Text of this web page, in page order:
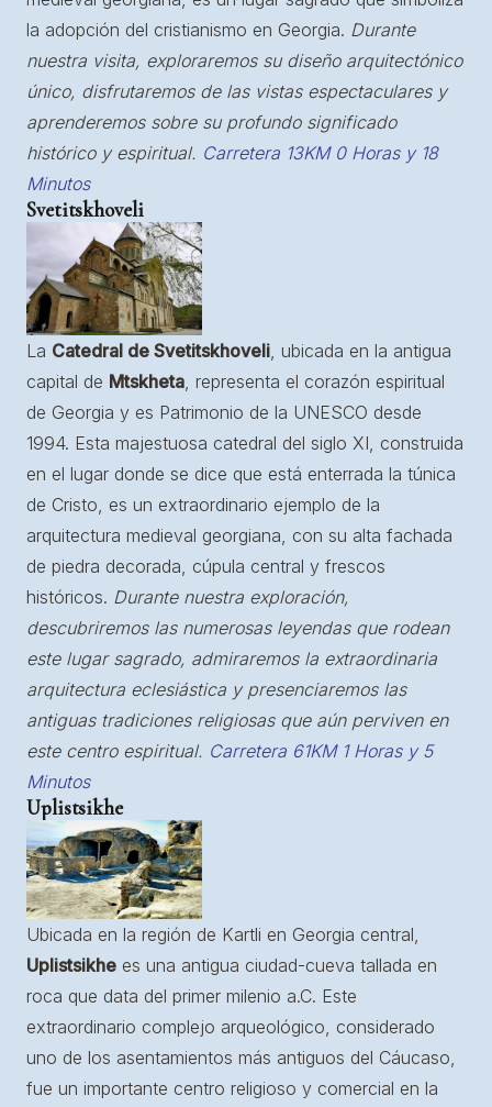
la adopción del cristianismo en Georgia. Durante
nuestra visita, exploraremos su diseño arquitectónico
único, disfrutaremos de las vistas espectaculares y
aprenderemos sobre su profundo significado
histórico y espiritual. Carretera 13KM 0 Horas y 18
Minutos
Svetitskhoveli
La Catedral de Svetitskhoveli, ubicada en la antigua
capital de Mtskheta, representa el corazón espiritual
de Georgia y es Patrimonio de la UNESCO desde
1994. Esta majestuosa catedral del siglo XI, construida
en el lugar donde se dice que está enterrada la túnica
de Cristo, es un extraordinario ejemplo de la
arquitectura medieval georgiana, con su alta fachada
de piedra decorada, cúpula central y frescos
históricos. Durante nuestra exploración,
descubriremos las numerosas leyendas que rodean
este lugar sagrado, admiraremos la extraordinaria
arquitectura eclesiástica y presenciaremos las
antiguas tradiciones religiosas que aún perviven en
este centro espiritual. Carretera 61KM 1 Horas y 5
Minutos
Uplistsikhe
Ubicada en la región de Kartli en Georgia central,
Uplistsikhe es una antigua ciudad-cueva tallada en
roca que data del primer milenio a.C. Este
extraordinario complejo arqueológico, considerado
uno de los asentamientos más antiguos del Cáucaso,
fue un importante centro religioso y comercial en la